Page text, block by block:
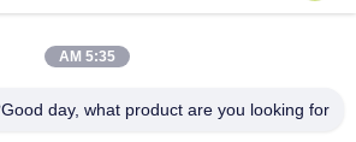
5:35 AM
Good day, what product are you looking for?